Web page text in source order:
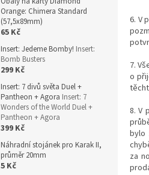
Orange: Chimera Standard
(57,5x89mm)
65 Kč
Insert: Jedeme Bomby! Insert:
Bomb Busters
299 Kč
Insert: 7 divů světa Duel +
Pantheon + Agora Insert: 7
Wonders of the World Duel +
Pantheon + Agora
399 Kč
Náhradní stojánek pro Karak II,
průměr 20mm
5 Kč
6. V
7.
o
8. V
bylo
za